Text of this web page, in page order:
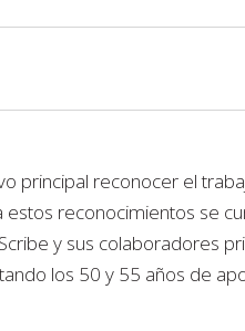
principal reconocer el
estos reconocimientos se
y sus colaboradores
los 50 y 55 años de